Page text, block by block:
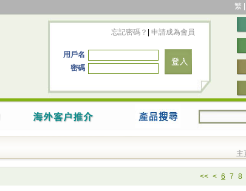
繁
忘記密碼？ 申請成為會員
用戶名
密碼
主
<< < 6 7 8